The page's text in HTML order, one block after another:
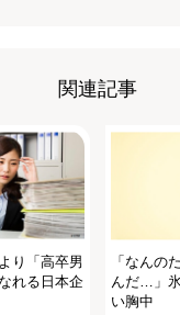
関連記事
り「高卒男
れる日本企
「なんの
んだ…」
い胸中